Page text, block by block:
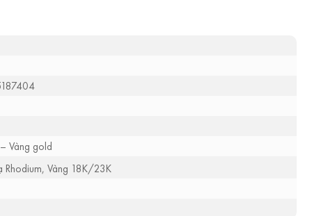
Vàng gold
Rhodium, Vàng 18K/23K